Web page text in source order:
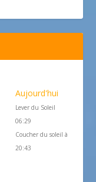
Aujourd'hui
Lever du Soleil
06:29
Coucher du soleil à
20:43